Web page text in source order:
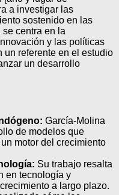
a investigar las
sostenido en las
centra en la
y las políticas
un referente en el estudio
un desarrollo
García-Molina
de modelos que
motor del crecimiento
Su trabajo resalta
en tecnología y
a largo plazo.